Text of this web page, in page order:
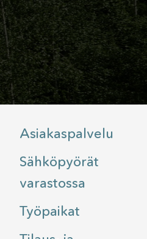
Asiakaspalvelu
Sähköpyörät
varastossa
Työpaikat